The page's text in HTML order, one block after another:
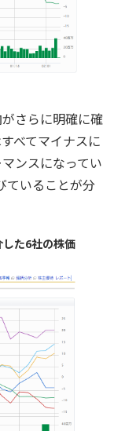
さらに明確に確
べてマイナスに
ンスになってい
ていることが分
した6社の株価